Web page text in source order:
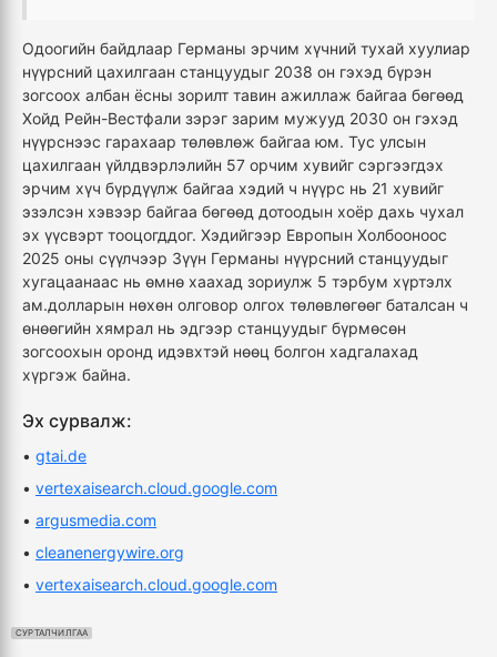
Одоогийн байдлаар Германы эрчим хүчний тухай хуулиар
нүүрсний цахилгаан станцуудыг 2038 он гэхэд бүрэн
зогсоох албан ёсны зорилт тавин ажиллаж байгаа бөгөөд
Хойд Рейн-Вестфали зэрэг зарим мужууд 2030 он гэхэд
нүүрснээс гарахаар төлөвлөж байгаа юм. Тус улсын
цахилгаан үйлдвэрлэлийн 57 орчим хувийг сэргээгдэх
эрчим хүч бүрдүүлж байгаа хэдий ч нүүрс нь 21 хувийг
эзэлсэн хэвээр байгаа бөгөөд дотоодын хоёр дахь чухал
эх үүсвэрт тооцогддог. Хэдийгээр Европын Холбооноос
2025 оны сүүлчээр Зүүн Германы нүүрсний станцуудыг
хугацаанаас нь өмнө хаахад зориулж 5 тэрбум хүртэлх
ам.долларын нөхөн олговор олгох төлөвлөгөөг баталсан ч
өнөөгийн хямрал нь эдгээр станцуудыг бүрмөсөн
зогсоохын оронд идэвхтэй нөөц болгон хадгалахад
хүргэж байна.
Эх сурвалж:
• gtai.de
• vertexaisearch.cloud.google.com
• argusmedia.com
• cleanenergywire.org
• vertexaisearch.cloud.google.com
СУРТАЛЧИЛГАА